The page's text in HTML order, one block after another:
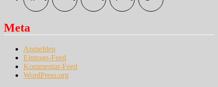
Meta
Anmelden
Eintrags-Feed
Kommentar-Feed
WordPress.org